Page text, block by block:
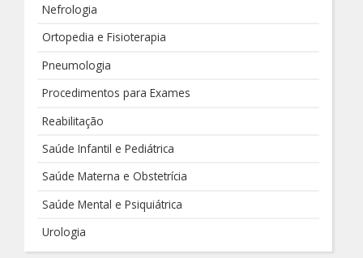
Nefrologia
Ortopedia e Fisioterapia
Pneumologia
Procedimentos para Exames
Reabilitação
Saúde Infantil e Pediátrica
Saúde Materna e Obstetrícia
Saúde Mental e Psiquiátrica
Urologia